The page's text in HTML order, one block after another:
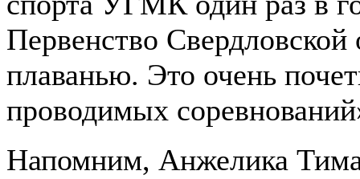
Первенство
плаванью. Это очень
проводимых
Напомним, Анжелика